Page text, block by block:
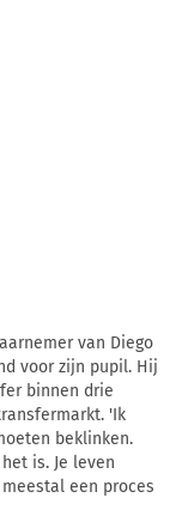
van Diego
voor zijn pupil. Hij
binnen drie
'Ik
beklinken.
is. Je leven
een proces